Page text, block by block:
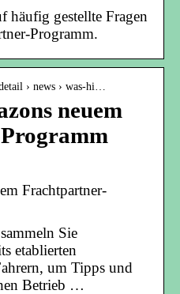
häufig gestellte Fragen
Programm.
› news › was-hi…
neuem
Frachtpartner-
Sie
etablierten
um Tipps und
Betrieb …